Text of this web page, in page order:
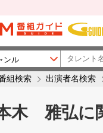
組検索 出演者名検索
木 雅弘に